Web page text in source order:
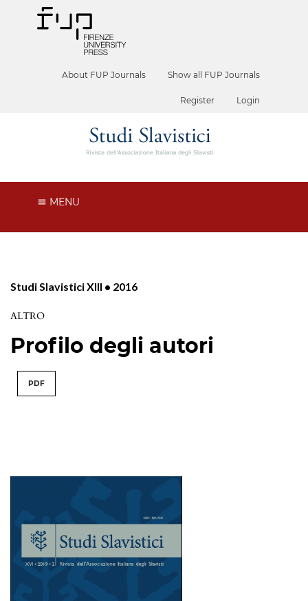
About FUP Journals Show all FUP Journals
Register Login
MENU
Studi Slavistici XIII • 2016
ALTRO
Profilo degli autori
PDF